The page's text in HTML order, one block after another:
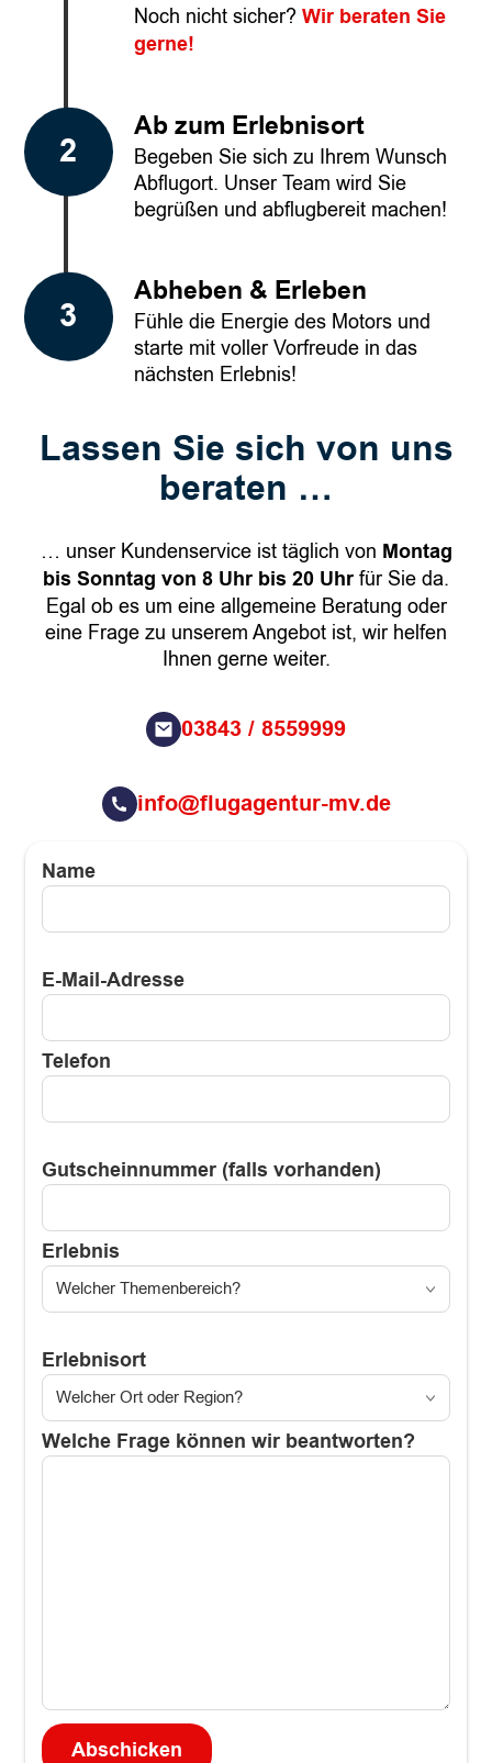
Noch nicht sicher? Wir beraten Sie
gerne!
Ab zum Erlebnisort
Begeben Sie sich zu Ihrem Wunsch
Abflugort. Unser Team wird Sie
begrüßen und abflugbereit machen!
Abheben & Erleben
Fühle die Energie des Motors und
starte mit voller Vorfreude in das
nächsten Erlebnis!
Lassen Sie sich von uns
beraten …
… unser Kundenservice ist täglich von Montag
bis Sonntag von 8 Uhr bis 20 Uhr für Sie da.
Egal ob es um eine allgemeine Beratung oder
eine Frage zu unserem Angebot ist, wir helfen
Ihnen gerne weiter.
03843 / 8559999
info@flugagentur-mv.de
Name
E-Mail-Adresse
Telefon
Gutscheinnummer (falls vorhanden)
Erlebnis
Erlebnisort
Welche Frage können wir beantworten?